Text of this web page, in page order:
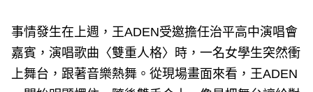
事情發生在上週，王ADEN受邀擔任治平高中演唱會
嘉賓，演唱歌曲〈雙重人格〉時，一名女學生突然衝
上舞台，跟著音樂熱舞。從現場畫面來看，王ADEN